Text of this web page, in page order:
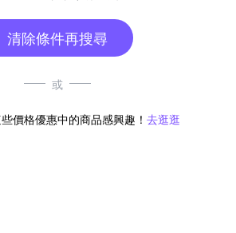
清除條件再搜尋
或
價格優惠中的商品感興趣！ 去逛逛